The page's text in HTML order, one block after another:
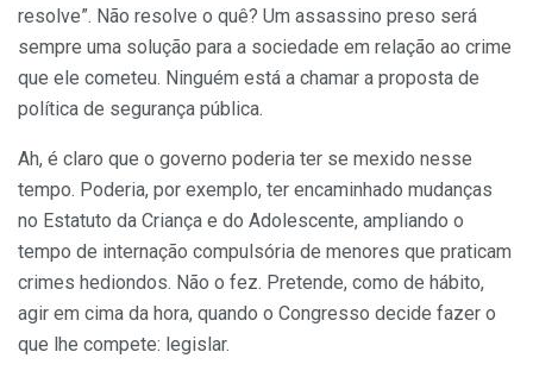
resolve”. Não resolve o quê? Um assassino preso será
sempre uma solução para a sociedade em relação ao crime
que ele cometeu. Ninguém está a chamar a proposta de
política de segurança pública.
Ah, é claro que o governo poderia ter se mexido nesse
tempo. Poderia, por exemplo, ter encaminhado mudanças
no Estatuto da Criança e do Adolescente, ampliando o
tempo de internação compulsória de menores que praticam
crimes hediondos. Não o fez. Pretende, como de hábito,
agir em cima da hora, quando o Congresso decide fazer o
que lhe compete: legislar.